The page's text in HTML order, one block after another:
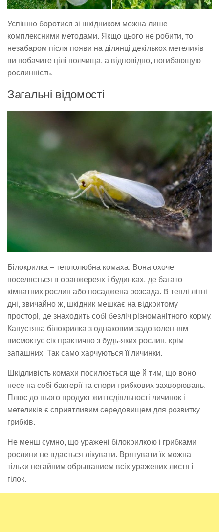
Успішно боротися зі шкідником можна лише
комплексними методами. Якщо цього не робити, то
незабаром після появи на ділянці декількох метеликів
ви побачите цілі полчища, а відповідно, погибающую
рослинність.
Загальні відомості
Білокрилка – теплолюбна комаха. Вона охоче
поселяється в оранжереях і будинках, де багато
кімнатних рослин або посаджена розсада. В теплі літні
дні, звичайно ж, шкідник мешкає на відкритому
просторі, де знаходить собі безліч різноманітного корму.
Капустяна білокрилка з однаковим задоволенням
висмоктує сік практично з будь-яких рослин, крім
запашних. Так само харчуються її личинки.
Шкідливість комахи посилюється ще й тим, що воно
несе на собі бактерії та спори грибкових захворювань.
Плюс до цього продукт життєдіяльності личинок і
метеликів є сприятливим середовищем для розвитку
грибків.
Не менш сумно, що уражені білокрилкою і грибками
рослини не вдається лікувати. Врятувати їх можна
тільки негайним обрыванием всіх уражених листя і
гілок.